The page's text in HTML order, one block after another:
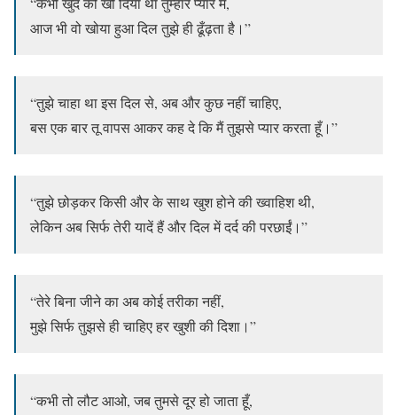
आज भी वो खोया हुआ दिल तुझे ही ढूँढ़ता है।”
“तुझे चाहा था इस दिल से, अब और कुछ नहीं चाहिए,
बस एक बार तू वापस आकर कह दे कि मैं तुझसे प्यार करता हूँ।”
“तुझे छोड़कर किसी और के साथ खुश होने की ख्वाहिश थी,
लेकिन अब सिर्फ तेरी यादें हैं और दिल में दर्द की परछाईं।”
“तेरे बिना जीने का अब कोई तरीका नहीं,
मुझे सिर्फ तुझसे ही चाहिए हर खुशी की दिशा।”
“कभी तो लौट आओ, जब तुमसे दूर हो जाता हूँ,